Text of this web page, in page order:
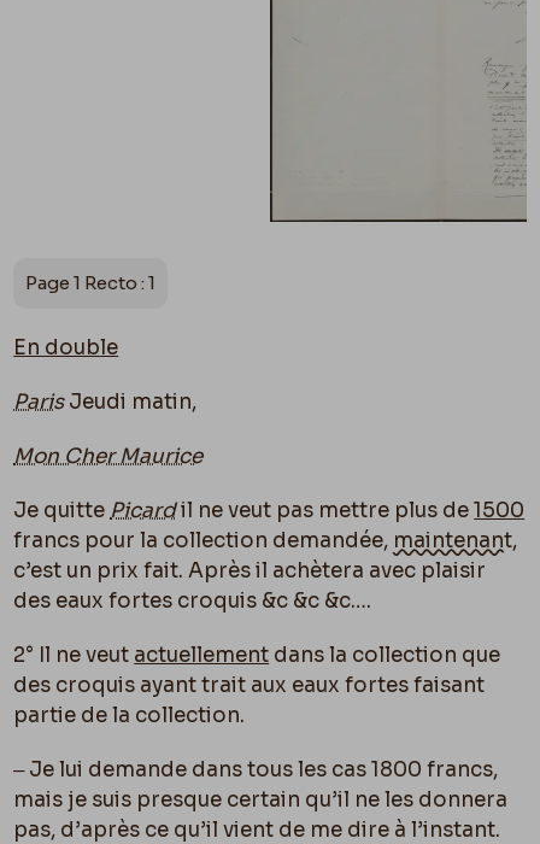
Belgique, Province de Namur, musée Félicien
Page 1 Recto : 1
En double
ParisJeudi matin,
Mon Cher Maurice
Je quitte Picardil ne veut pas mettre plus de1500
francs pour la collection demandée, maintenant,
c’est un prix fait. Après il achètera avec plaisir
des eaux fortes croquis &c &c &c….
2° Il ne veut actuellement dans la collection que
des croquis ayant trait aux eaux fortes faisant
partie de la collection.
‒ Je lui demande dans tous les cas 1800 francs,
mais je suis presque certain qu’il ne les donnera
pas, d’après ce qu’il vient de me dire à l’instant.